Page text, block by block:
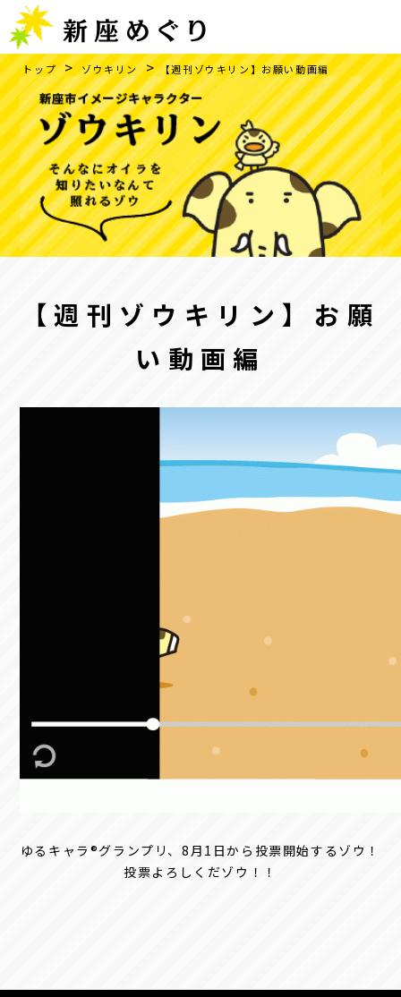
トップ>ゾウキリン>【週刊ゾウキリン】お願い動画編
【週刊ゾウキリン】お願
い動画編
ゆるキャラ®グランプリ、8月1日から投票開始するゾウ！
投票よろしくだゾウ！！